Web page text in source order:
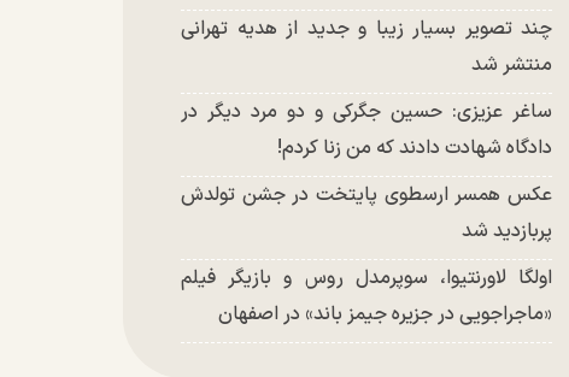
چند تصویر بسیار زیبا و جدید از هدیه تهرانی
منتشر شد
ساغر عزیزی: حسین جگرکی و دو مرد دیگر در
دادگاه شهادت دادند که من زنا کردم!
عکس همسر ارسطوی پایتخت در جشن تولدش
پربازدید شد
اولگا لاورنتیوا، سوپرمدل روس و بازیگر فیلم
«ماجراجویی در جزیره جیمز باند» در اصفهان